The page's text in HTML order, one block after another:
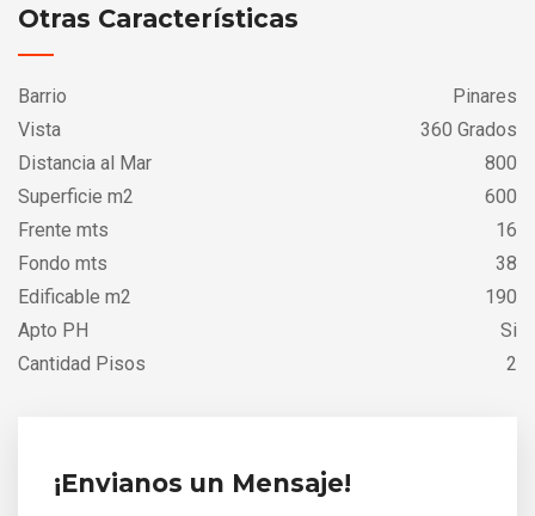
Otras Características
Barrio
Pinares
Vista
360 Grados
Distancia al Mar
800
Superficie m2
600
Frente mts
16
Fondo mts
38
Edificable m2
190
Apto PH
Si
Cantidad Pisos
2
¡Envianos un Mensaje!